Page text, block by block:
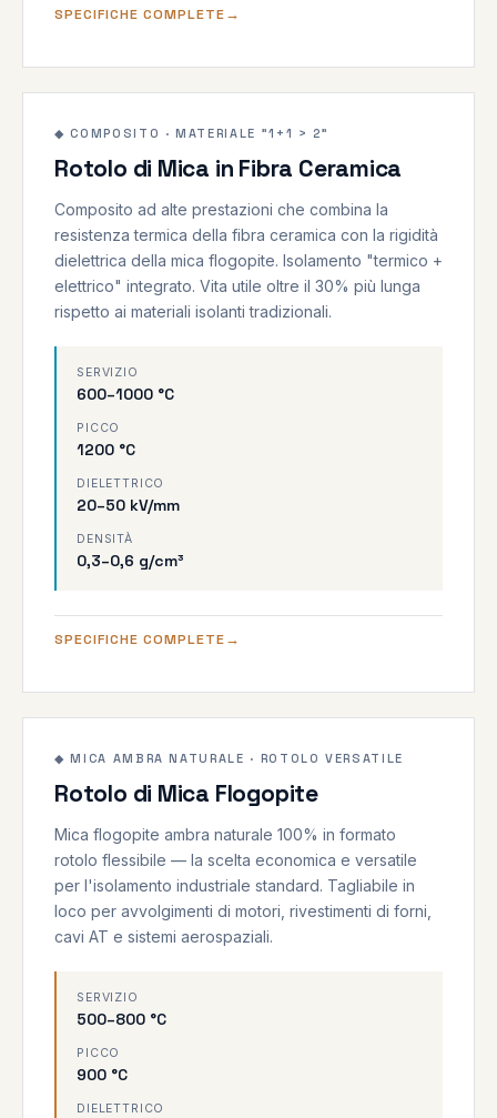
SPECIFICHE COMPLETE
1200°C
COMPOSITO
◆ COMPOSITO · MATERIALE "1+1 > 2"
Rotolo di Mica in Fibra Ceramica
Composito ad alte prestazioni che combina la
resistenza termica della fibra ceramica con la rigidità
dielettrica della mica flogopite. Isolamento "termico +
elettrico" integrato. Vita utile oltre il 30% più lunga
rispetto ai materiali isolanti tradizionali.
SERVIZIO
600–1000 °C
PICCO
1200 °C
DIELETTRICO
20–50 kV/mm
DENSITÀ
0,3–0,6 g/cm³
SPECIFICHE COMPLETE
900°C
MICA AMBRA
500–800°C
◆ MICA AMBRA NATURALE · ROTOLO VERSATILE
Rotolo di Mica Flogopite
Mica flogopite ambra naturale 100% in formato
rotolo flessibile — la scelta economica e versatile
per l'isolamento industriale standard. Tagliabile in
loco per avvolgimenti di motori, rivestimenti di forni,
cavi AT e sistemi aerospaziali.
SERVIZIO
500–800 °C
PICCO
900 °C
DIELETTRICO